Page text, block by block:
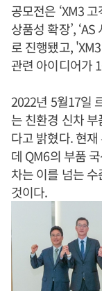
공모전은 ‘XM3
상품성 확장’,
로 진행됐고,
관련 아이디어가
2022년 5월17일
는 친환경 신차
다고 밝혔다. 현
데 QM6의 부품
차는 이를 넘는
것이다.